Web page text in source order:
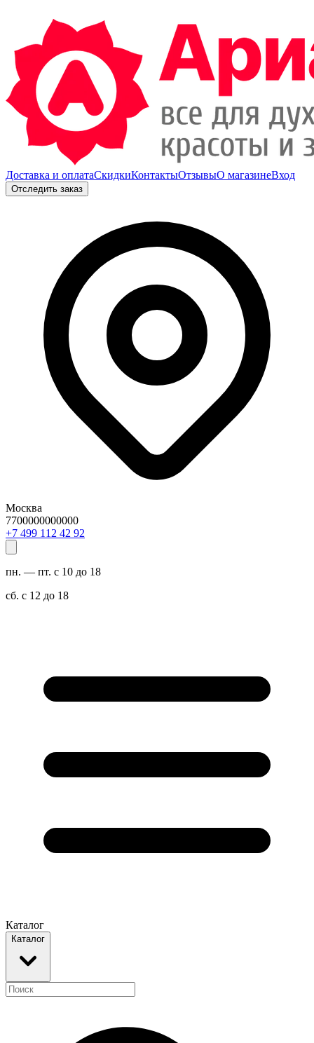
Доставка и оплатаСкидкиКонтактыОтзывыО магазинеВход
Отследить заказ
Москва
7700000000000
29 24 211 994 7+
пн. — пт. с 10 до 18
сб. с 12 до 18
Каталог
Каталог